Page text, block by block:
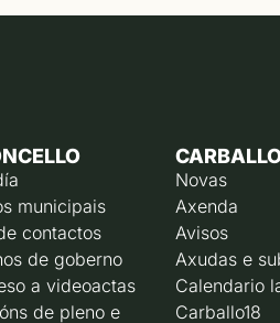
municipais
contactos
de goberno
a videoactas
de pleno e
Novas
Axenda
Avisos
Axudas e
Calendario
Carballo18